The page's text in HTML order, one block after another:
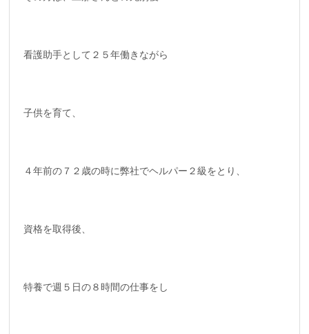
看護助手として２５年働きながら
子供を育て、
４年前の７２歳の時に弊社でヘルパー２級をとり、
資格を取得後、
特養で週５日の８時間の仕事をし